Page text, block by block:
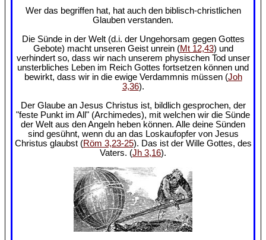
Wer das begriffen hat, hat auch den biblisch-christlichen
Glauben verstanden.
Die Sünde in der Welt (d.i. der Ungehorsam gegen Gottes
Gebote) macht unseren Geist unrein (Mt 12,43) und
verhindert so, dass wir nach unserem physischen Tod unser
unsterbliches Leben im Reich Gottes fortsetzen können und
bewirkt, dass wir in die ewige Verdammnis müssen (Joh
3,36).
Der Glaube an Jesus Christus ist, bildlich gesprochen, der
"feste Punkt im All" (Archimedes), mit welchen wir die Sünde
der Welt aus den Angeln heben können. Alle deine Sünden
sind gesühnt, wenn du an das Loskaufopfer von Jesus
Christus glaubst (Röm 3,23-25). Das ist der Wille Gottes, des
Vaters. (Jh 3,16).